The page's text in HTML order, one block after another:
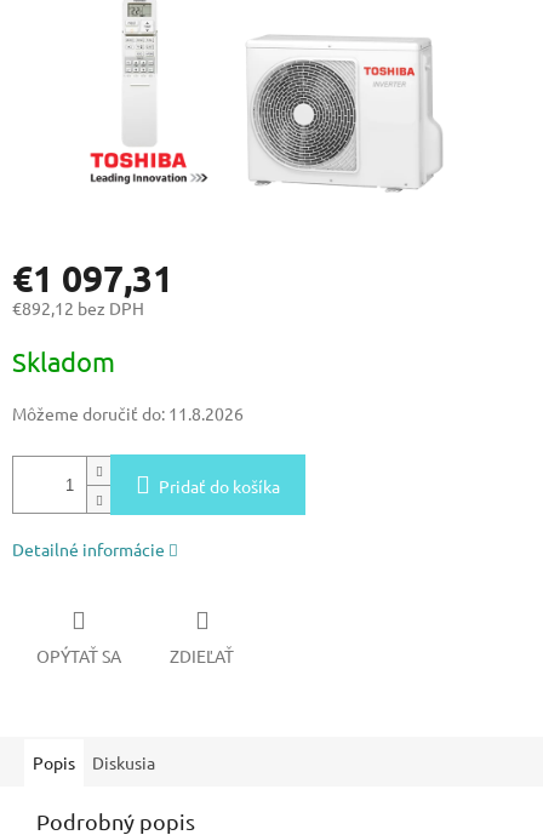
€1 097,31
€892,12 bez DPH
cena:
Skladom
Môžeme doručiť do: 11.8.2026
Pridať do košíka
Detailné informácie
OPÝTAŤ SA ZDIEĽAŤ
Popis Diskusia
Podrobný popis